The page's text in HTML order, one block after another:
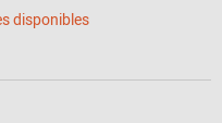
disponibles